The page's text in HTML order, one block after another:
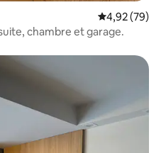
Note
4,92 (79)
chambre et garage.